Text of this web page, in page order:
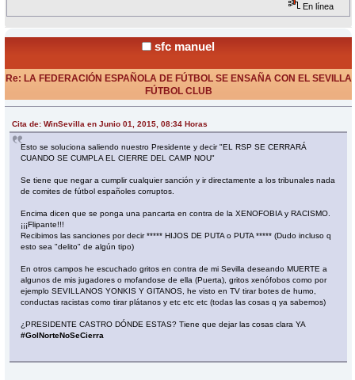
En línea
sfc manuel
Re: LA FEDERACIÓN ESPAÑOLA DE FÚTBOL SE ENSAÑA CON EL SEVILLA
FÚTBOL CLUB
Cita de: WinSevilla en Junio 01, 2015, 08:34 Horas
Esto se soluciona saliendo nuestro Presidente y decir "EL RSP SE CERRARÁ
CUANDO SE CUMPLA EL CIERRE DEL CAMP NOU"
Se tiene que negar a cumplir cualquier sanción y ir directamente a los tribunales nada
de comites de fútbol españoles corruptos.
Encima dicen que se ponga una pancarta en contra de la XENOFOBIA y RACISMO.
¡¡¡Flipante!!!
Recibimos las sanciones por decir ***** HIJOS DE PUTA o PUTA ***** (Dudo incluso q
esto sea "delito" de algún tipo)
En otros campos he escuchado gritos en contra de mi Sevilla deseando MUERTE a
algunos de mis jugadores o mofandose de ella (Puerta), gritos xenófobos como por
ejemplo SEVILLANOS YONKIS Y GITANOS, he visto en TV tirar botes de humo,
conductas racistas como tirar plátanos y etc etc etc (todas las cosas q ya sabemos)
¿PRESIDENTE CASTRO DÓNDE ESTAS? Tiene que dejar las cosas clara YA
#GolNorteNoSeCierra